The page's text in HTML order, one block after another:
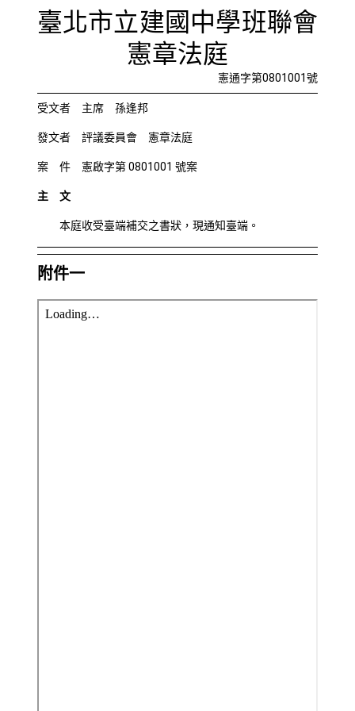
檢視法令 檢視公文 評委文書關於與使用條款
本庭收
臺北市立建國中學班聯會
憲章法庭
憲通字第0801001號
受文者 主席 孫逢邦
發文者 評議委員會 憲章法庭
案 件 憲啟字第0801001 號案
主 文
本庭收受臺端補交之書狀，現通知臺端。
附件一